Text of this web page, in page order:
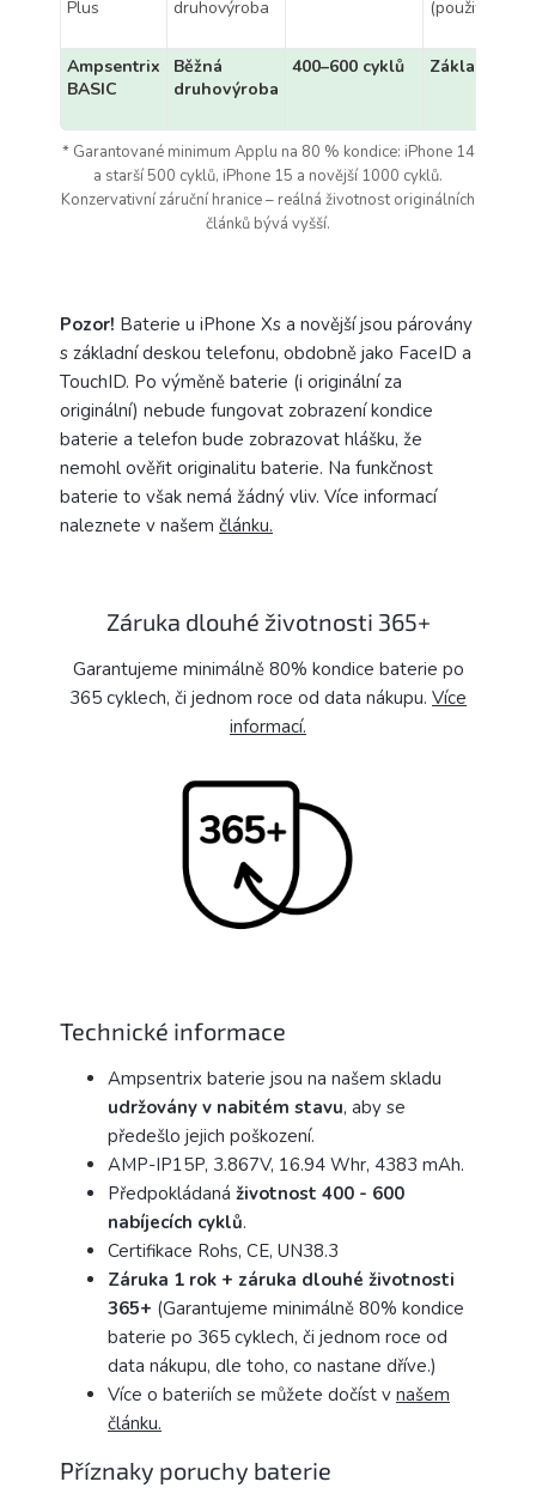
Plus druhovýroba (použitá)
Ampsentrix
BASIC
Běžná
druhovýroba
400–600 cyklů Základní
* Garantované minimum Applu na 80 % kondice: iPhone 14
a starší 500 cyklů, iPhone 15 a novější 1000 cyklů.
Konzervativní záruční hranice – reálná životnost originálních
článků bývá vyšší.
Pozor! Baterie u iPhone Xs a novější jsou párovány
s základní deskou telefonu, obdobně jako FaceID a
TouchID. Po výměně baterie (i originální za
originální) nebude fungovat zobrazení kondice
baterie a telefon bude zobrazovat hlášku, že
nemohl ověřit originalitu baterie. Na funkčnost
baterie to však nemá žádný vliv. Více informací
naleznete v našem článku.
Záruka dlouhé životnosti 365+
Garantujeme minimálně 80% kondice baterie po
365 cyklech, či jednom roce od data nákupu. Více
informací.
Technické informace
Ampsentrix baterie jsou na našem skladu
udržovány v nabitém stavu, aby se
předešlo jejich poškození.
AMP-IP15P, 3.867V, 16.94 Whr, 4383 mAh.
Předpokládaná životnost 400 - 600
nabíjecích cyklů.
Certifikace Rohs, CE, UN38.3
Záruka 1 rok + záruka dlouhé životnosti
365+ (Garantujeme minimálně 80% kondice
baterie po 365 cyklech, či jednom roce od
data nákupu, dle toho, co nastane dříve.)
Více o bateriích se můžete dočíst v našem
článku.
Příznaky poruchy baterie